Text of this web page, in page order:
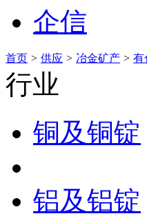
企信
首页 > 供应 > 冶金矿产 > 有
行业
铜及铜锭
铝及铝锭